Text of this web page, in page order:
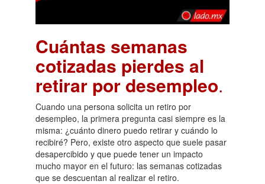
Cuántas semanas
cotizadas pierdes al
retirar por desempleo.
Cuando una persona solicita un retiro por
desempleo, la primera pregunta casi siempre es la
misma: ¿cuánto dinero puedo retirar y cuándo lo
recibiré? Pero, existe otro aspecto que suele pasar
desapercibido y que puede tener un impacto
mucho mayor en el futuro: las semanas cotizadas
que se descuentan al realizar el retiro.